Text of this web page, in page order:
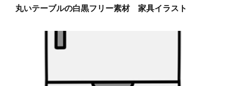
丸いテーブルの白黒フリー素材 家具イラスト